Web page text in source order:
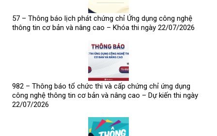
57 – Thông báo lịch phát chứng chỉ Ứng dụng công nghệ
thông tin cơ bản và nâng cao – Khóa thi ngày 22/07/2026
982 – Thông báo tổ chức thi và cấp chứng chỉ ứng dụng
công nghệ thông tin cơ bản và nâng cao – Dự kiến thi ngày
22/07/2026